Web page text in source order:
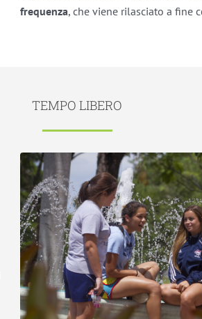
frequenza, che viene rilasciato a fine
TEMPO LIBERO